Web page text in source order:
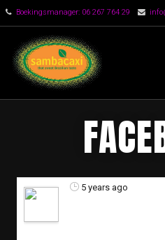
Boekingsmanager: 06 267 764 29
5 years ago